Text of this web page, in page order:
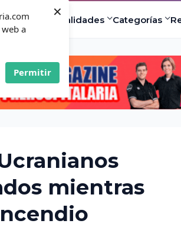
a
Permitir
×
Especialidades Categorías
mientras